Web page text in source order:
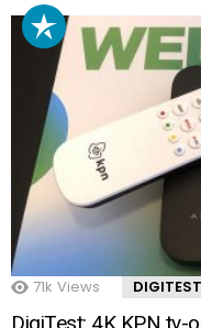
71k Views
DigiTest: 4K KPN tv-